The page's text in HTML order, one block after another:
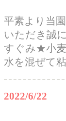
平素より当
いただき誠
すぐみ★小麦
水を混ぜて
2022/6/22